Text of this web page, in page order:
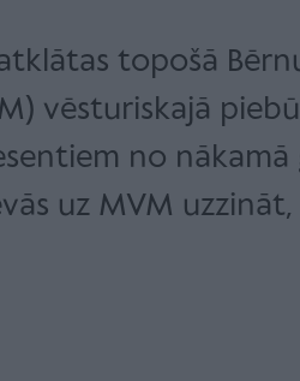
topošā
vēsturiskajā
no
uz MVM